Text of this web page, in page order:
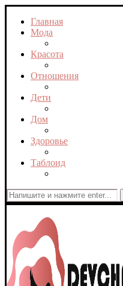
Главная
Мода
Красота
Отношения
Дети
Дом
Здоровье
Таблоид